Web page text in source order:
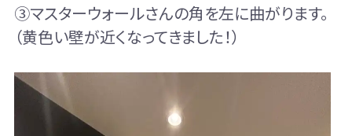
③マスターウォールさんの角を左に曲がります。
（黄色い壁が近くなってきました！）